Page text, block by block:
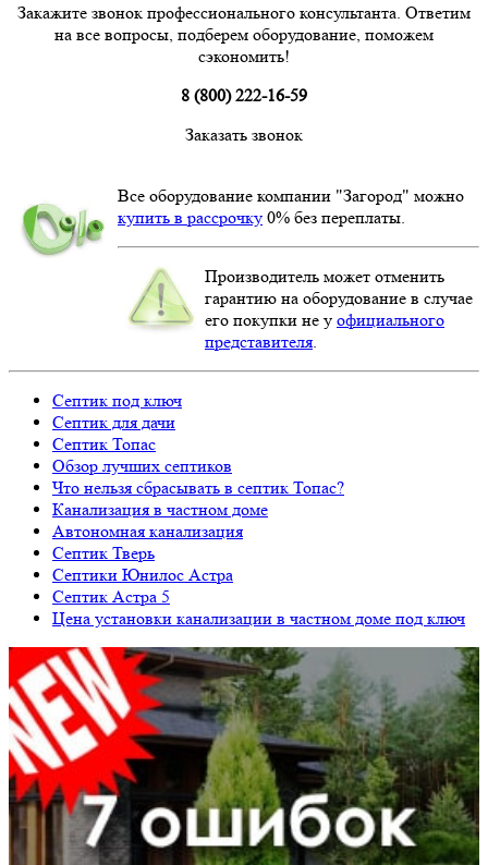
Закажите звонок профессионального консультанта. Ответим
на все вопросы, подберем оборудование, поможем
сэкономить!
8 (800) 222-16-59
Заказать звонок
Все оборудование компании "Загород" можно
купить в рассрочку 0% без переплаты.
Производитель может отменить
гарантию на оборудование в случае
его покупки не у официального
представителя.
Септик под ключ
Септик для дачи
Септик Топас
Обзор лучших септиков
Что нельзя сбрасывать в септик Топас?
Канализация в частном доме
Автономная канализация
Септик Тверь
Септики Юнилос Астра
Септик Астра 5
Цена установки канализации в частном доме под ключ